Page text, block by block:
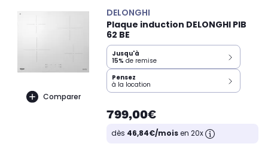
Comparer
DELONGHI
Plaque induction DELONGHI PIB
62 BE
Jusqu'à
15% de remise
Pensez
à la location
799,00€
dès 46,84€/moisen 20x